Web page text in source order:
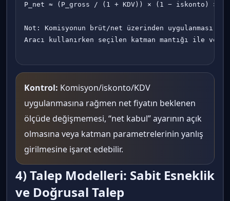
P_net ≈ (P_gross / (1 + KDV)) × (1 − iskonto) × (1
Not: Komisyonun brüt/net üzerinden uygulanması
Aracı kullanırken seçilen katman mantığı ile
Kontrol: Komisyon/iskonto/KDV
uygulanmasına rağmen net fiyatın beklenen
ölçüde değişmemesi, “net kabul” ayarının açık
olmasına veya katman parametrelerinin yanlış
girilmesine işaret edebilir.
4) Talep Modelleri: Sabit Esneklik
ve Doğrusal Talep